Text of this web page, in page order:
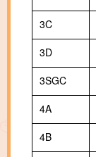
3C
3D
3SGC
4A
4B